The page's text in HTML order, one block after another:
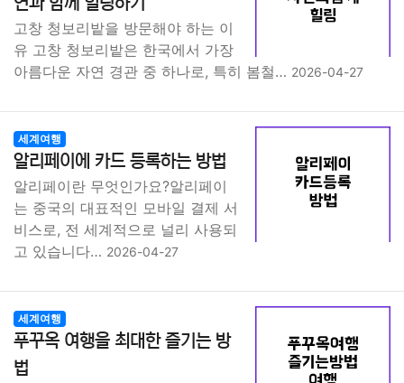
고창 청보리밭을 방문해야 하는 이
유 고창 청보리밭은 한국에서 가장
아름다운 자연 경관 중 하나로, 특히 봄철… 2026-04-27
세계여행
알리페이에 카드 등록하는 방법
알리페이란 무엇인가요?알리페이
는 중국의 대표적인 모바일 결제 서
비스로, 전 세계적으로 널리 사용되
고 있습니다… 2026-04-27
세계여행
푸꾸옥 여행을 최대한 즐기는 방
법